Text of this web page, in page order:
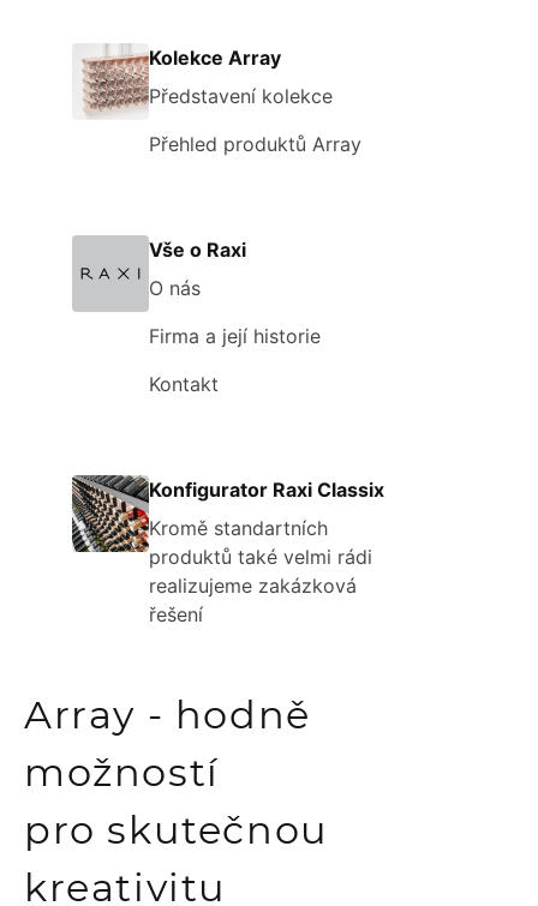
Kolekce Array
Představení kolekce
Přehled produktů Array
Vše o Raxi
O nás
Firma a její historie
Kontakt
Konfigurator Raxi Classix
Kromě standartních
produktů také velmi rádi
realizujeme zakázková
řešení
Array - hodně
možností
pro skutečnou
kreativitu